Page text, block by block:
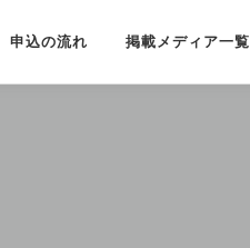
申込の流れ 掲載メディア一覧